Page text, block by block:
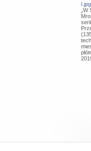
serii